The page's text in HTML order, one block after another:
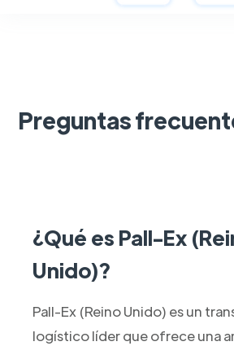
Preguntas
¿Qué es Pall-Ex
Unido)?
Pall-Ex (Reino Unido) es un
logístico líder que ofrece una